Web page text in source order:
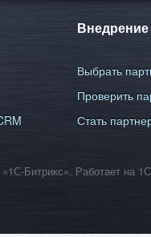
Внедрение
Выбрать
Проверить
Стать
«1С-Битрикс». Работает